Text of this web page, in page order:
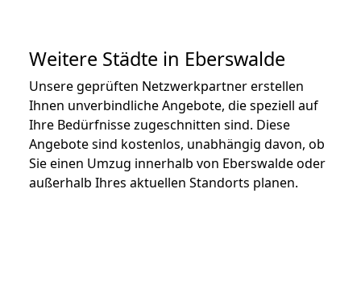
Weitere Städte in Eberswalde
Unsere geprüften Netzwerkpartner erstellen
Ihnen unverbindliche Angebote, die speziell auf
Ihre Bedürfnisse zugeschnitten sind. Diese
Angebote sind kostenlos, unabhängig davon, ob
Sie einen Umzug innerhalb von Eberswalde oder
außerhalb Ihres aktuellen Standorts planen.